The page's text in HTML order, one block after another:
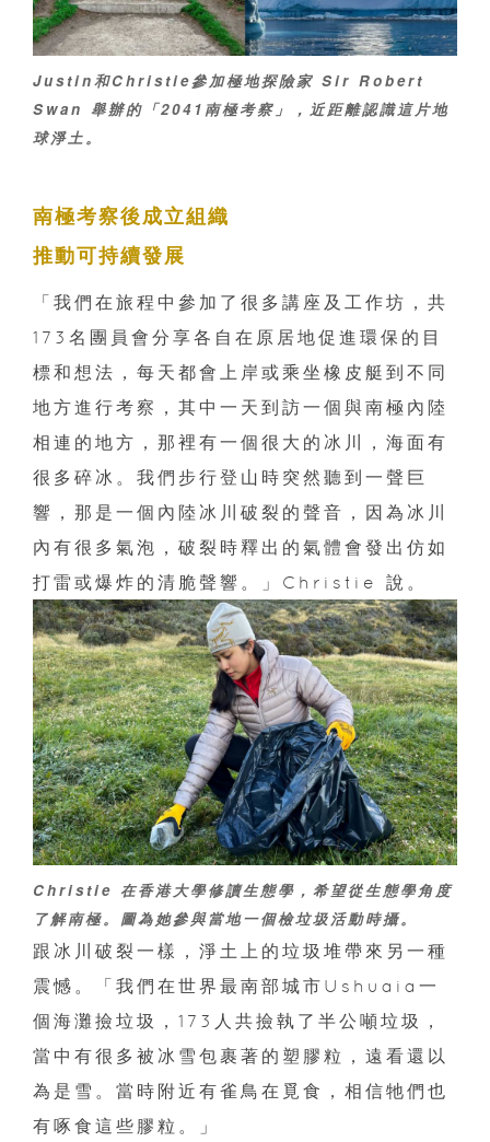
Justin和Christie參加極地探險家 Sir Robert
Swan 舉辦的「2041南極考察」，近距離認識這片地
球淨土。
南極考察後成立組織
推動可持續發展
「我們在旅程中參加了很多講座及工作坊，共
173名團員會分享各自在原居地促進環保的目
標和想法，每天都會上岸或乘坐橡皮艇到不同
地方進行考察，其中一天到訪一個與南極內陸
相連的地方，那裡有一個很大的冰川，海面有
很多碎冰。我們步行登山時突然聽到一聲巨
響，那是一個內陸冰川破裂的聲音，因為冰川
內有很多氣泡，破裂時釋出的氣體會發出仿如
打雷或爆炸的清脆聲響。」Christie 說。
Christie 在香港大學修讀生態學，希望從生態學角度
了解南極。圖為她參與當地一個檢垃圾活動時攝。
跟冰川破裂一樣，淨土上的垃圾堆帶來另一種
震憾。「我們在世界最南部城市Ushuaia一
個海灘撿垃圾，173人共撿執了半公噸垃圾，
當中有很多被冰雪包裹著的塑膠粒，遠看還以
為是雪。當時附近有雀鳥在覓食，相信牠們也
有啄食這些膠粒。」